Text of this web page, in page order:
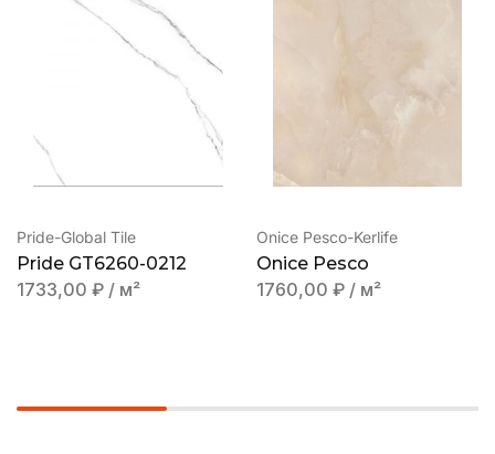
Pride-Global Tile
Pride GT6260-0212
1733,00 ₽ / м²
Onice Pesco-Kerlife
Onice Pesco
1760,00 ₽ / м²